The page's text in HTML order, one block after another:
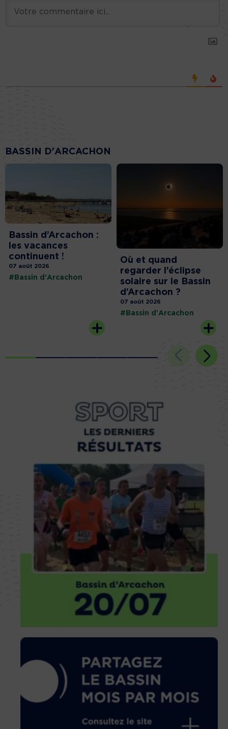
BASSIN D'ARCACHON
Bassin d’Arcachon :
les vacances
continuent !
07 août 2026
#Bassin d'Arcachon
Où et quand
regarder l’éclipse
solaire sur le Bassin
d’Arcachon ?
07 août 2026
#Bassin d'Arcachon